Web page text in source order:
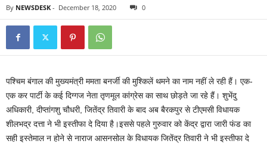
By NEWSDESK - December 18, 2020 0
पश्चिम बंगाल की मुख्यमंत्री ममता बनर्जी की मुश्किलें थमने का नाम नहीं ले रही हैं। एक-
एक कर पार्टी के कई दिग्गज नेता तृणमूल कांग्रेस का साथ छोड़ते जा रहे हैं। शुभेंदु
अधिकारी, दीप्तांगशु चौधरी, जितेंद्र तिवारी के बाद अब बैरकपुर से टीएमसी विधायक
शीलभद्र दत्ता ने भी इस्तीफा दे दिया है।इससे पहले गुरुवार को केंद्र द्वारा जारी फंड का
सही इस्तेमाल न होने से नाराज आसनसोल के विधायक जितेंद्र तिवारी ने भी इस्तीफा दे